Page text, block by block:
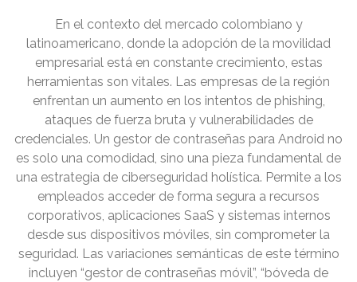
En el contexto del mercado colombiano y
latinoamericano, donde la adopción de la movilidad
empresarial está en constante crecimiento, estas
herramientas son vitales. Las empresas de la región
enfrentan un aumento en los intentos de phishing,
ataques de fuerza bruta y vulnerabilidades de
credenciales. Un gestor de contraseñas para Android no
es solo una comodidad, sino una pieza fundamental de
una estrategia de ciberseguridad holística. Permite a los
empleados acceder de forma segura a recursos
corporativos, aplicaciones SaaS y sistemas internos
desde sus dispositivos móviles, sin comprometer la
seguridad. Las variaciones semánticas de este término
incluyen “gestor de contraseñas móvil”, “bóveda de